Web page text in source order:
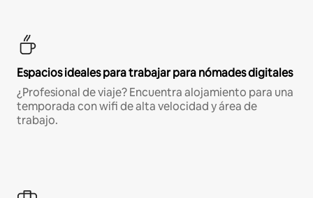
Espacios ideales para trabajar para nómades digitales
¿Profesional de viaje? Encuentra alojamiento para una
temporada con wifi de alta velocidad y área de
trabajo.